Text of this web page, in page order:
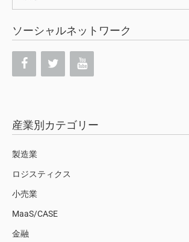
索:
ソーシャルネットワーク
産業別カテゴリー
製造業
ロジスティクス
小売業
MaaS/CASE
金融